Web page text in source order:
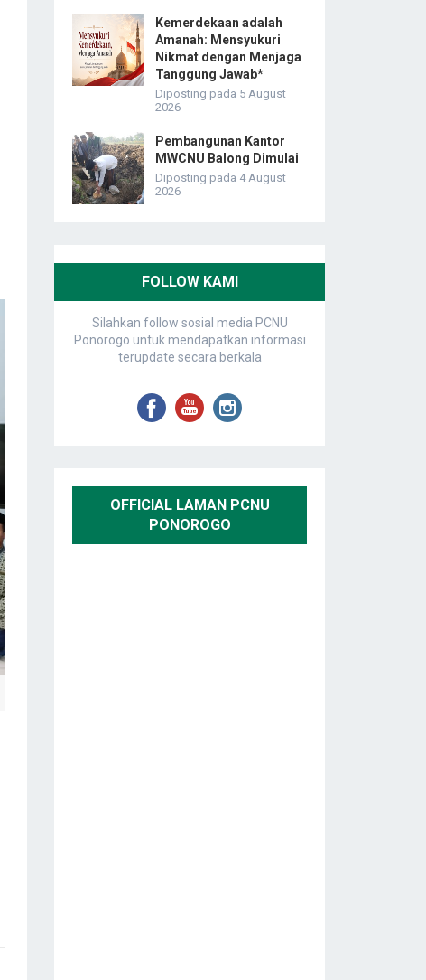
Kemerdekaan adalah
Amanah: Mensyukuri
Nikmat dengan Menjaga
Tanggung Jawab*
Diposting pada 5 August
2026
Pembangunan Kantor
MWCNU Balong Dimulai
Diposting pada 4 August
2026
FOLLOW KAMI
Silahkan follow sosial media PCNU
Ponorogo untuk mendapatkan informasi
terupdate secara berkala
OFFICIAL LAMAN PCNU
PONOROGO